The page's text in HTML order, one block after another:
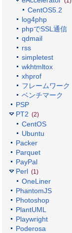
CentOS5.2
log4php
phpでSSL通信
qdmail
rss
simpletest
wkhtmltox
xhprof
フレームワーク
ベンチマーク
PSP
PT2 (2)
CentOS
Ubuntu
Packer
Parquet
PayPal
Perl (1)
OneLiner
PhantomJS
Photoshop
PlantUML
Playwright
Poderosa